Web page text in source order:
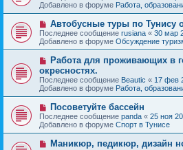
е
б
щ
н
и
е
в
о
с
о
о
б
щ
е
н
и
е
Добавлено в форуме Работа,
Н
о
в
о
е
с
о
о
б
щ
е
н
и
е
Автобусные туры по Тунису
Последнее сообщение rusiana « 30 мар
Добавлено в форуме Обсуждение
Н
в
о
е
с
о
б
щ
е
Работа для проживающих в
окресностях.
Последнее сообщение Beautic « 17 фев
Добавлено в форуме Работа,
Н
о
в
о
е
с
Посоветуйте бассейн
Последнее сообщение panda « 25 ноя
Добавлено в форуме Спорт в Тунисе
НМаникюр, педикюр, дизайн